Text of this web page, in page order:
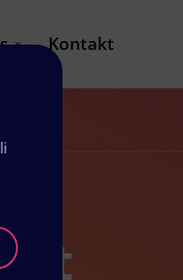
Kontakt